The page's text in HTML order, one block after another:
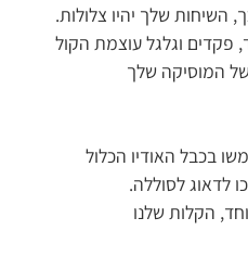
שלך יהיו צלולות.
פקדים וגלגל עוצמת הקול
המוסיקה שלך
הקלות שלנו